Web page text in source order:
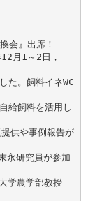
会』出席！
月1～2日，
た。飼料イネWC
給飼料を活用し
供や事例報告が
永研究員が参加
学農学部教授